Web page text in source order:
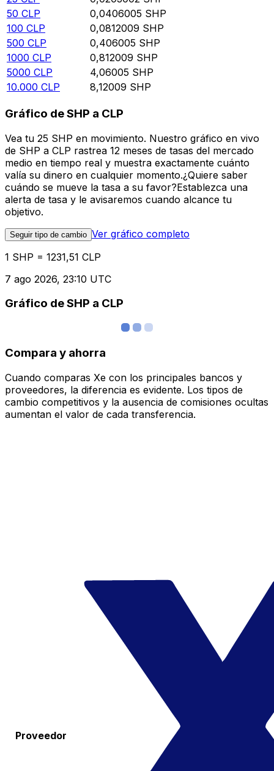
50 CLP 0,0406005 SHP
100 CLP 0,0812009 SHP
500 CLP 0,406005 SHP
1000 CLP 0,812009 SHP
5000 CLP 4,06005 SHP
10.000 CLP 8,12009 SHP
Gráfico de SHP a CLP
Vea tu 25 SHP en movimiento. Nuestro gráfico en vivo
de SHP a CLP rastrea 12 meses de tasas del mercado
medio en tiempo real y muestra exactamente cuánto
valía su dinero en cualquier momento.¿Quiere saber
cuándo se mueve la tasa a su favor?Establezca una
alerta de tasa y le avisaremos cuando alcance tu
objetivo.
Seguir tipo de cambio Ver gráfico completo
1 SHP = 1231,51 CLP
7 ago 2026, 23:10 UTC
Gráfico de SHP a CLP
Compara y ahorra
Cuando comparas Xe con los principales bancos y
proveedores, la diferencia es evidente. Los tipos de
cambio competitivos y la ausencia de comisiones ocultas
aumentan el valor de cada transferencia.
Proveedor